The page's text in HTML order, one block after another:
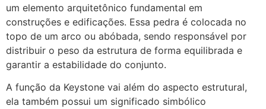
um elemento arquitetônico fundamental em
construções e edificações. Essa pedra é colocada no
topo de um arco ou abóbada, sendo responsável por
distribuir o peso da estrutura de forma equilibrada e
garantir a estabilidade do conjunto.
A função da Keystone vai além do aspecto estrutural,
ela também possui um significado simbólico